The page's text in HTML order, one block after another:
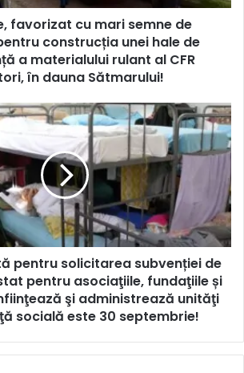
favorizat cu mari semne de
construcția unei hale de
a materialului rulant al CFR
în dauna Sătmarului!
pentru solicitarea subvenției de
pentru asociaţiile, fundaţiile și
şi administrează unităţi
socială este 30 septembrie!